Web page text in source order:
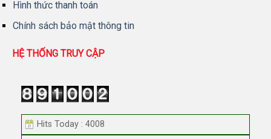
Hình thức thanh toán
Chính sách bảo mật thông tin
HỆ THỐNG TRUY CẬP
Hits Today : 4008